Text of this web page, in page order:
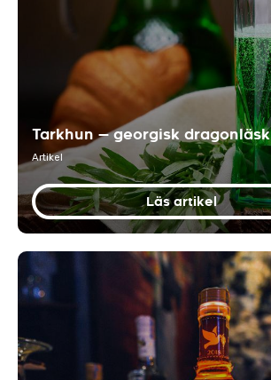
Tarkhun — georgisk dragonläsk
Artikel
Läs artikel